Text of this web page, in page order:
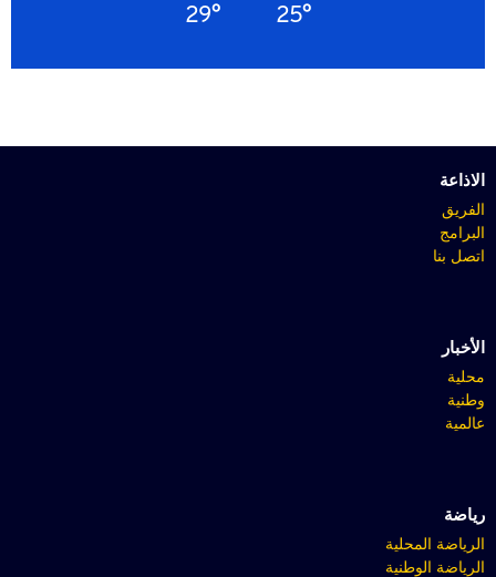
25°
29°
الاذاعة
الفريق
البرامج
اتصل بنا
الأخبار
محلية
وطنية
عالمية
رياضة
الرياضة المحلية
الرياضة الوطنية